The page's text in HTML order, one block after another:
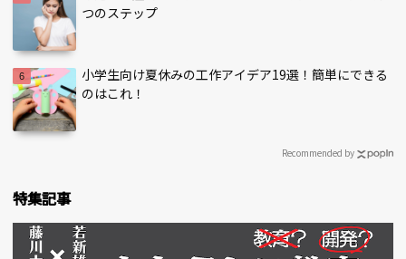
つのステップ
小学生向け夏休みの工作アイデア19選！簡単にできる
のはこれ！
Recommended by
特集記事